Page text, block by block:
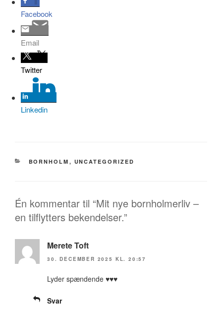
Facebook
Email
Twitter
Linkedin
KATEGORIER
BORNHOLM , UNCATEGORIZED
Én kommentar til “Mit nye bornholmerliv –
en tilflytters bekendelser.”
Merete Toft
30. DECEMBER 2025 KL. 20:57
Lyder spændende ♥️♥️♥️
Svar